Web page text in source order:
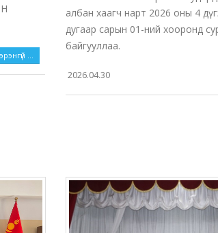
...
албан хаагч нарт 2026 оны 4
дугаар сарын 01-ний хооронд
байгууллаа.
2026.04.30